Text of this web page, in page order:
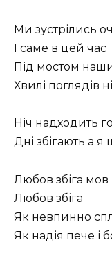
Ми зустрілись
І саме в цей час
Під мостом
Хвилі поглядів
Ніч надходить
Дні збігають а я
Любов збіга мов
Любов збіга
Як невпинно
Як надія пече і